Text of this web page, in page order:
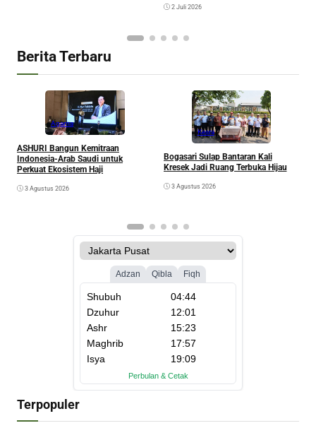
2 Juli 2026
Berita Terbaru
Agama
ASHURI Bangun Kemitraan
Indonesia-Arab Saudi untuk
Perkuat Ekosistem Haji
3 Agustus 2026
Kesra
Bogasari Sulap Bantaran Kali
Kresek Jadi Ruang Terbuka Hijau
3 Agustus 2026
Terpopuler